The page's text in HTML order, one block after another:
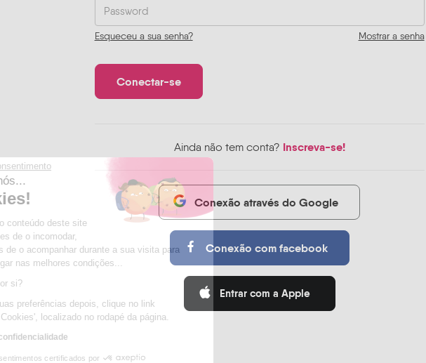
Esqueceu a sua senha? Mostrar a senha
Ainda não tem conta? Inscreva-se!
Conexão através do Google
Conexão com facebook
Entrar com a Apple
Continue sem consentimento
Olá, somos nós...
Os Cookies!
Esperamos que o conteúdo deste site
lhe interesse antes de o incomodar,
mas gostaríamos de o acompanhar durante a sua visita para
permitir-lhe navegar nas melhores condições...
Para modificar suas preferências depois, clique no link
'Preferências de Cookies', localizado no rodapé da página.
Ler a política de confidencialidade
Consentimentos certificados por